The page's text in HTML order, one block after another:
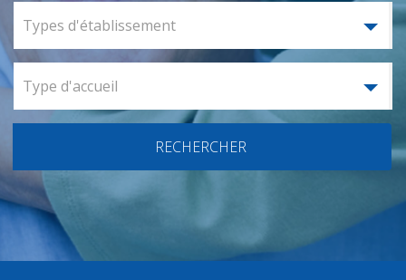
Types d'établissement
Type d'accueil
RECHERCHER